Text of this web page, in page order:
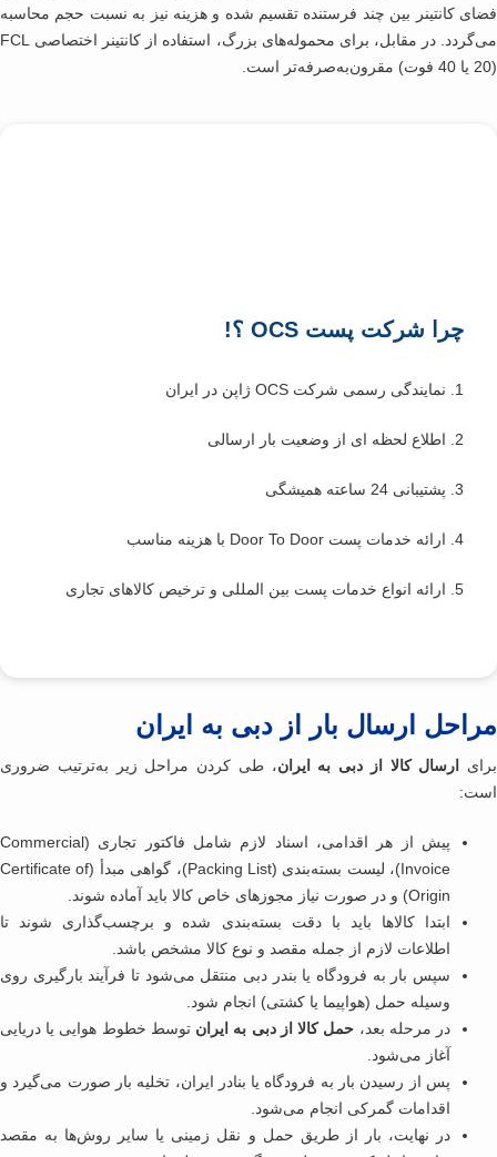
کانتینر بین چند فرستنده تقسیم شده و هزینه نیز به نسبت حجم محاسبه
می‌گردد. در مقابل، برای محموله‌های بزرگ، استفاده از کانتینر اختصاصی FCL
چرا شرکت پست OCS ؟!
ارسال بار از دبی به ایران
ارسال کالا از دبی به ایران ، طی کردن مراحل زیر به‌ترتیب ضروری
پیش از هر اقدامی، اسناد لازم شامل فاکتور تجاری (Commercial
Invoice)، لیست بسته‌بندی (Packing List)، گواهی مبدأ (Certificate of
Origin) و در صورت نیاز مجوزهای خاص کالا باید آماده شوند.
ابتدا کالاها باید با دقت بسته‌بندی شده و برچسب‌گذاری شوند تا
اطلاعات لازم از جمله مقصد و نوع کالا مشخص باشد.
سپس بار به فرودگاه یا بندر دبی منتقل می‌شود تا فرآیند بارگیری روی
وسیله حمل (هواپیما یا کشتی) انجام شود.
در مرحله بعد،حمل کالا از دبی به ایران توسط خطوط هوایی یا دریایی
آغاز می‌شود.
پس از رسیدن بار به فرودگاه یا بنادر ایران، تخلیه بار صورت می‌گیرد و
اقدامات گمرکی انجام می‌شود.
در نهایت، بار از طریق حمل ‌و نقل زمینی یا سایر روش‌ها به مقصد